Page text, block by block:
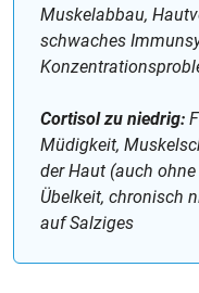
Muskelabbau,
schwaches
Cortisol zu niedrig:
Müdigkeit,
der Haut (auch
Übelkeit, chronisch
auf Salziges